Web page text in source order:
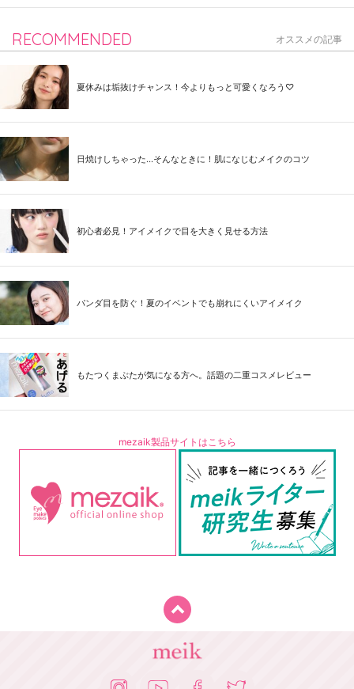
RECOMMENDED オススメの記事
夏休みは垢抜けチャンス！今よりもっと可愛くなろう♡
日焼けしちゃった...そんなときに！肌になじむメイクのコツ
初心者必見！アイメイクで目を大きく見せる方法
パンダ目を防ぐ！夏のイベントでも崩れにくいアイメイク
もたつくまぶたが気になる方へ。話題の二重コスメレビュー
mezaik製品サイトはこちら